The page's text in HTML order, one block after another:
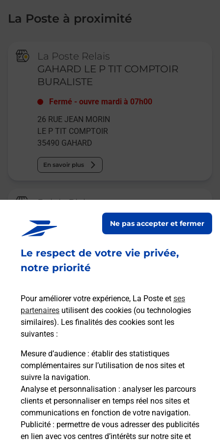
Le respect de votre vie privée,
notre priorité
Pour améliorer votre expérience, La Poste et ses
partenaires utilisent des cookies (ou technologies
similaires). Les finalités des cookies sont les
suivantes :
Mesure d’audience : établir des statistiques
complémentaires sur l’utilisation de nos sites et
suivre la navigation.
Analyse et personnalisation : analyser les parcours
clients et personnaliser en temps réel nos sites et
communications en fonction de votre navigation.
Publicité : permettre de vous adresser des publicités
en lien avec vos centres d’intérêts sur notre site et
Ne pas accepter et fermer
La Poste à proximité
La Poste Relais
GAHARD LE P TIT COMPTOIR
BURALISTE
Fermé -ouvre mardi à 07h00
26 RUE JEAN MORIN
LE P TIT COMPTOIR
35490 GAHARD
En savoir plus
Relais Pickup
CONSIGNE INTERMARCHE VIEUX
VY
Ouvert- jusqu'à
23h59
2 ZONE ARTISANALE LA CRX COUVERTE
En savoir plus
Malin !
La Poste
en ligne
Ouvert 24h/24
En savoir plus